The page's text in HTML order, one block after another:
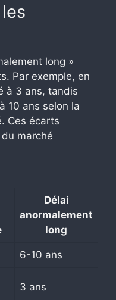
long »
Par exemple, en
à 3 ans, tandis
10 ans selon la
Ces écarts
marché
Délai
anormalement
long
6-10 ans
3 ans